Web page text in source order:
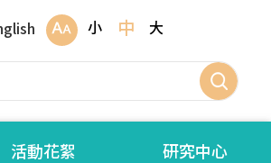
小 中 大
活動花絮 研究中心